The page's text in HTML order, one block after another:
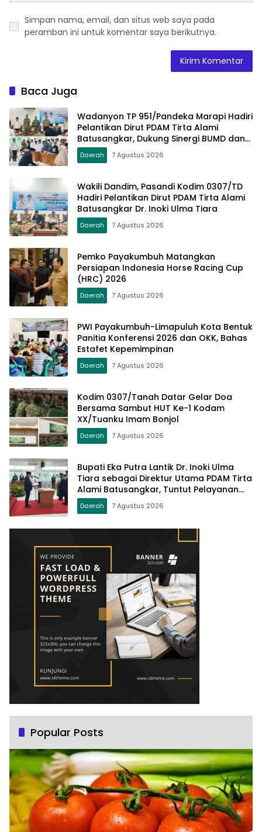
Simpan nama, email, dan situs web saya pada
peramban ini untuk komentar saya berikutnya.
Baca Juga
Wadanyon TP 951/Pandeka Marapi Hadiri
Pelantikan Dirut PDAM Tirta Alami
Batusangkar, Dukung Sinergi BUMD dan
Keamanan Daerah
Daerah 7 Agustus 2026
Wakili Dandim, Pasandi Kodim 0307/TD
Hadiri Pelantikan Dirut PDAM Tirta Alami
Batusangkar Dr. Inoki Ulma Tiara
Daerah 7 Agustus 2026
Pemko Payakumbuh Matangkan
Persiapan Indonesia Horse Racing Cup
(HRC) 2026
Daerah 7 Agustus 2026
PWI Payakumbuh-Limapuluh Kota Bentuk
Panitia Konferensi 2026 dan OKK, Bahas
Estafet Kepemimpinan
Daerah 7 Agustus 2026
Kodim 0307/Tanah Datar Gelar Doa
Bersama Sambut HUT Ke-1 Kodam
XX/Tuanku Imam Bonjol
Daerah 7 Agustus 2026
Bupati Eka Putra Lantik Dr. Inoki Ulma
Tiara sebagai Direktur Utama PDAM Tirta
Alami Batusangkar, Tuntut Pelayanan
Prima dan Tata Kelola Profesional
Daerah 7 Agustus 2026
Popular Posts